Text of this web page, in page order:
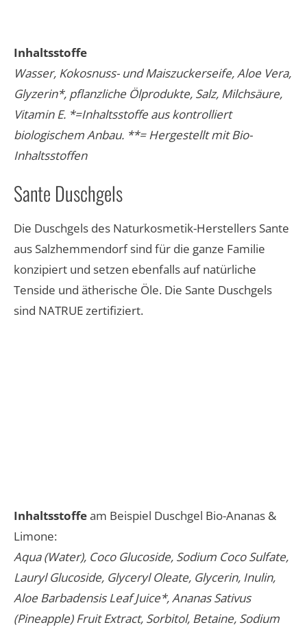
Inhaltsstoffe
Wasser, Kokosnuss- und Maiszuckerseife, Aloe Vera,
Glyzerin*, pflanzliche Ölprodukte, Salz, Milchsäure,
Vitamin E. *=Inhaltsstoffe aus kontrolliert
biologischem Anbau. **= Hergestellt mit Bio-
Inhaltsstoffen
Sante Duschgels
Die Duschgels des Naturkosmetik-Herstellers Sante
aus Salzhemmendorf sind für die ganze Familie
konzipiert und setzen ebenfalls auf natürliche
Tenside und ätherische Öle. Die Sante Duschgels
sind NATRUE zertifiziert.
Inhaltsstoffeam Beispiel Duschgel Bio-Ananas &
Limone:
Aqua (Water), Coco Glucoside, Sodium Coco Sulfate,
Lauryl Glucoside, Glyceryl Oleate, Glycerin, Inulin,
Aloe Barbadensis Leaf Juice*, Ananas Sativus
(Pineapple) Fruit Extract, Sorbitol, Betaine, Sodium